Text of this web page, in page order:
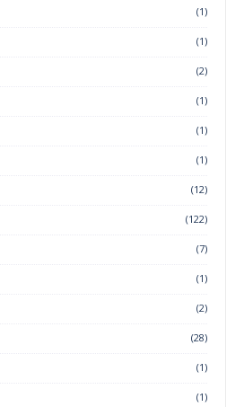
(1)
(1)
(2)
(1)
(1)
(1)
(12)
(122)
(7)
(1)
(2)
(28)
(1)
(1)